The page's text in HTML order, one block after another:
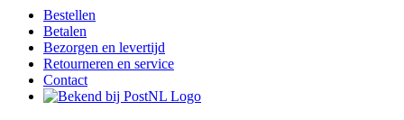
Bestellen
Betalen
Bezorgen en levertijd
Retourneren en service
Contact